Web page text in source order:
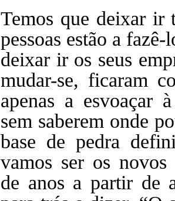
Temos que deixar ir
pessoas estão a
deixar ir os seus
mudar-se, ficaram
apenas a esvoaçar
sem saberem onde
base de pedra
vamos ser os novos
de anos a partir de